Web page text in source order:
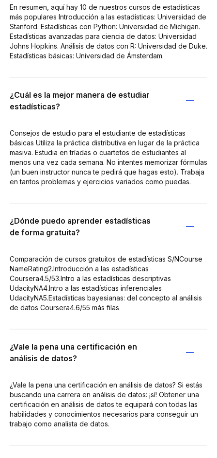
En resumen, aquí hay 10 de nuestros cursos de estadísticas
más populares Introducción a las estadísticas: Universidad de
Stanford. Estadísticas con Python: Universidad de Michigan.
Estadísticas avanzadas para ciencia de datos: Universidad
Johns Hopkins. Análisis de datos con R: Universidad de Duke.
Estadísticas básicas: Universidad de Ámsterdam.
¿Cuál es la mejor manera de estudiar
estadísticas?
Consejos de estudio para el estudiante de estadísticas
básicas Utiliza la práctica distributiva en lugar de la práctica
masiva. Estudia en tríadas o cuartetos de estudiantes al
menos una vez cada semana. No intentes memorizar fórmulas
(un buen instructor nunca te pedirá que hagas esto). Trabaja
en tantos problemas y ejercicios variados como puedas.
¿Dónde puedo aprender estadísticas
de forma gratuita?
Comparación de cursos gratuitos de estadísticas S/NCourse
NameRating2.Introducción a las estadísticas
Coursera4.5/53.Intro a las estadísticas descriptivas
UdacityNA4.Intro a las estadísticas inferenciales
UdacityNA5.Estadísticas bayesianas: del concepto al análisis
de datos Coursera4.6/55 más filas
¿Vale la pena una certificación en
análisis de datos?
¿Vale la pena una certificación en análisis de datos? Si estás
buscando una carrera en análisis de datos: ¡sí! Obtener una
certificación en análisis de datos te equipará con todas las
habilidades y conocimientos necesarios para conseguir un
trabajo como analista de datos.